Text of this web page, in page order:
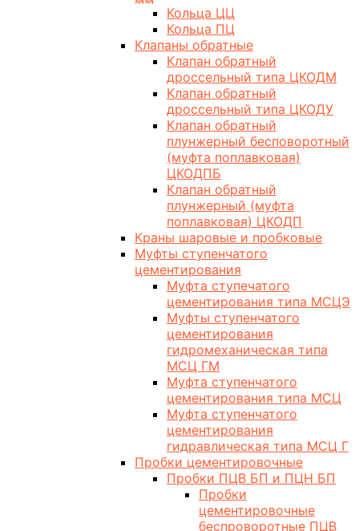
Кольца ЦЦ
Кольца ПЦ
Клапаны обратные
Клапан обратный
дроссельный типа ЦКОДМ
Клапан обратный
дроссельный типа ЦКОДУ
Клапан обратный
плунжерный бесповоротный
(муфта поплавковая)
ЦКОДПБ
Клапан обратный
плунжерный (муфта
поплавковая) ЦКОДП
Краны шаровые и пробковые
Муфты ступенчатого
цементирования
Муфта ступечатого
цементирования типа МСЦЭ
Муфты ступенчатого
цементирования
гидромеханическая типа
МСЦ ГМ
Муфта ступенчатого
цементирования типа МСЦ
Муфта ступенчатого
цементирования
гидравлическая типа МСЦ Г
Пробки цементировочные
Пробки ПЦВ БП и ПЦН БП
Пробки
цементировочные
беспроворотные ПЦВ